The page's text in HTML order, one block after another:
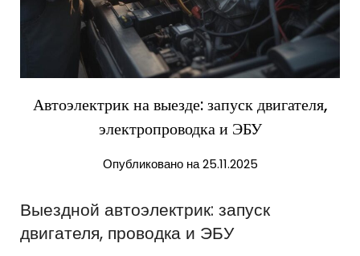
Автоэлектрик на выезде: запуск двигателя,
электропроводка и ЭБУ
Опубликовано на 25.11.2025
Выездной автоэлектрик: запуск
двигателя, проводка и ЭБУ